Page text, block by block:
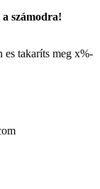
számodra!
es takaríts meg x%-